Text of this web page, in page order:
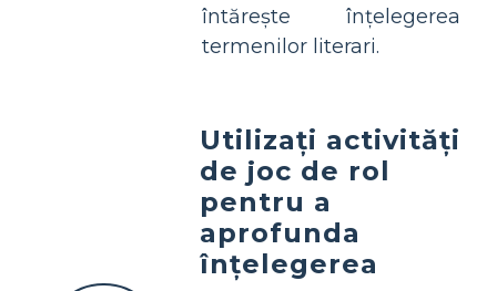
întărește înțelegerea
termenilor literari.
Utilizați activități
de joc de rol
pentru a
aprofunda
înțelegerea